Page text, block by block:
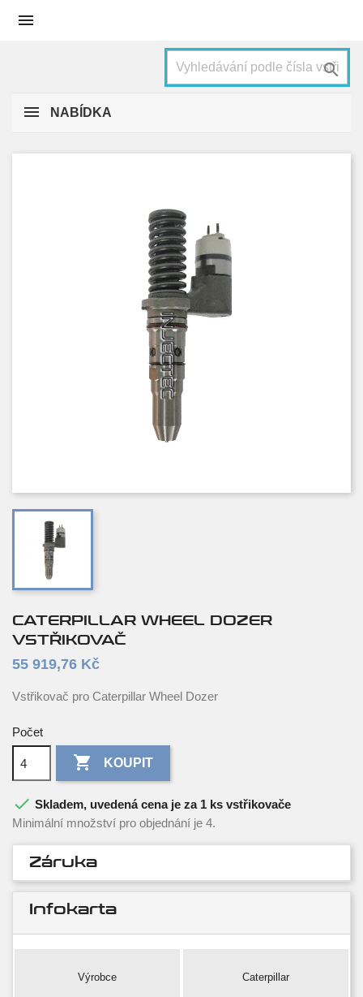


NABÍDKA
CATERPILLAR WHEEL DOZER
VSTŘIKOVAČ
55 919,76 Kč
Vstřikovač pro Caterpillar Wheel Dozer
Počet
 KOUPIT
 Skladem, uvedená cena je za 1 ks vstřikovače
Minimální množství pro objednání je 4.
Záruka
Infokarta
Výrobce Caterpillar